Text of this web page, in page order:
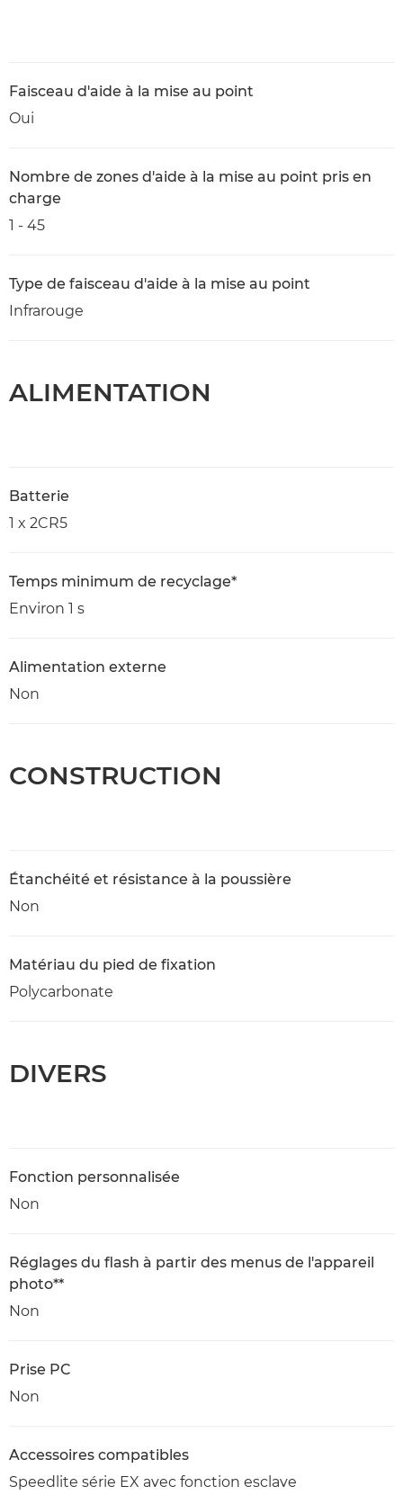
Faisceau d'aide à la mise au point
Oui
Nombre de zones d'aide à la mise au point pris en
charge
1 - 45
Type de faisceau d'aide à la mise au point
Infrarouge
ALIMENTATION
Batterie
1 x 2CR5
Temps minimum de recyclage*
Environ 1 s
Alimentation externe
Non
CONSTRUCTION
Étanchéité et résistance à la poussière
Non
Matériau du pied de fixation
Polycarbonate
DIVERS
Fonction personnalisée
Non
Réglages du flash à partir des menus de l'appareil
photo**
Non
Prise PC
Non
Accessoires compatibles
Speedlite série EX avec fonction esclave